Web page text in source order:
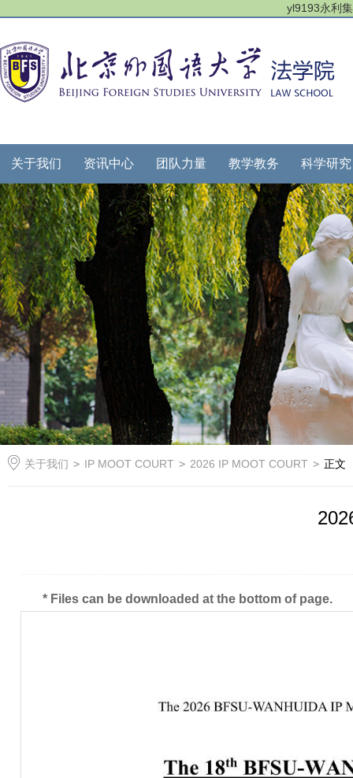
yl9193永利
关于我们 资讯中心 团队力量 教学教务 科学研究
关于我们 > IP MOOT COURT > 2026 IP MOOT COURT > 正文
* Files can be downloaded at the bottom of page.